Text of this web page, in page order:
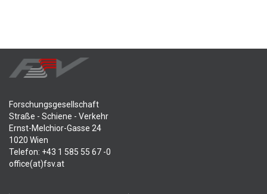
Forschungsgesellschaft
Straße - Schiene - Verkehr
Ernst-Melchior-Gasse 24
1020 Wien
Telefon: +43 1 585 55 67 -0
office(at)fsv.at